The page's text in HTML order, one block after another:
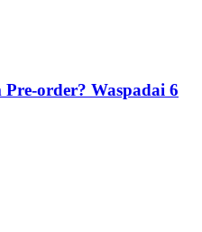
order? Waspadai 6